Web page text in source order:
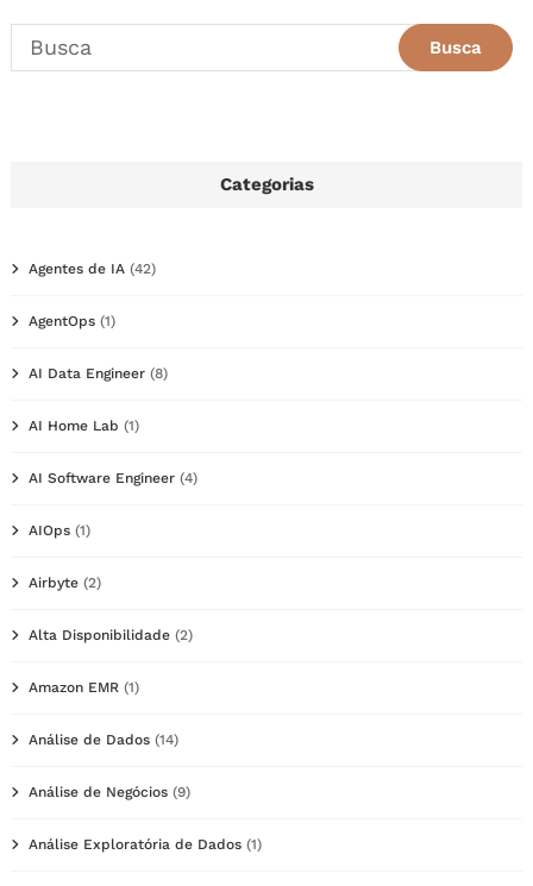
Categorias
Agentes de IA (42)
AgentOps (1)
AI Data Engineer (8)
AI Home Lab (1)
AI Software Engineer (4)
AIOps (1)
Airbyte (2)
Alta Disponibilidade (2)
Amazon EMR (1)
Análise de Dados (14)
Análise de Negócios (9)
Análise Exploratória de Dados (1)